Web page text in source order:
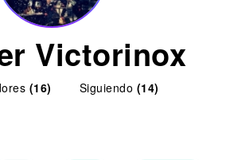
Victorinox
(16) Siguiendo (14)